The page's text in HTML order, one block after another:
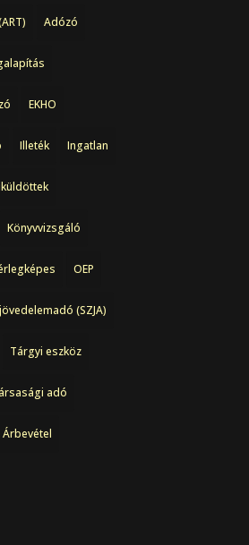
Adózó
EKHO
Illeték Ingatlan
Könyvvizsgáló
OEP
(SZJA)
Tárgyi eszköz
adó
Árbevétel